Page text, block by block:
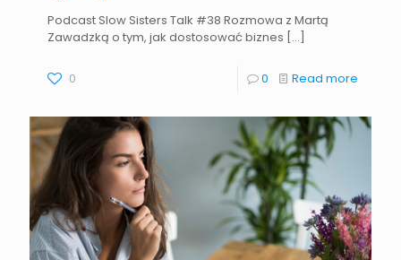
Podcast Slow Sisters Talk #38 Rozmowa z Martą
Zawadzką o tym, jak dostosować biznes […]
0 0 Read more